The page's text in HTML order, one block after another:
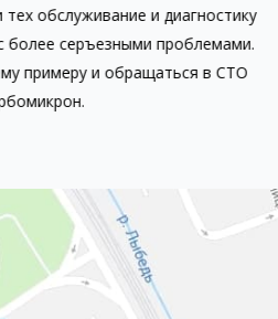
обслуживание и диагностику
более серъезными проблемами.
примеру и обращаться в СТО